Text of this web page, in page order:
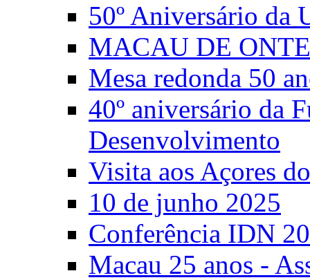
50º Aniversário da
MACAU DE
Mesa redonda 50
40º aniversário da
Desenvolvimento
Visita aos Açores
10 de junho 2025
Conferência IDN
Macau 25 anos -